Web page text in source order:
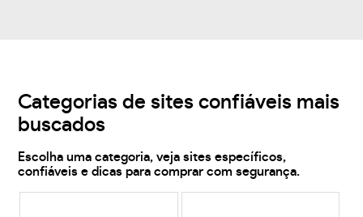
Categorias de sites confiáveis mais
buscados
Escolha uma categoria, veja sites específicos,
confiáveis e dicas para comprar com segurança.